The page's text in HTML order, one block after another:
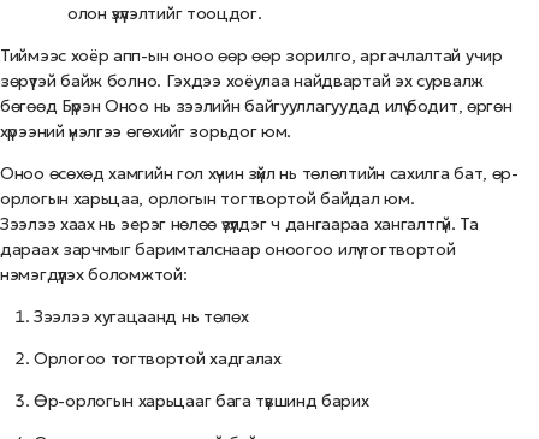
олон үзүүлэлтийг тооцдог.
Тиймээс хоёр апп-ын оноо өөр өөр зорилго, аргачлалтай учир
зөрүүтэй байж болно. Гэхдээ хоёулаа найдвартай эх сурвалж
бөгөөд Бүрэн Оноо нь зээлийн байгууллагуудад илүү бодит, өргөн
хүрээний үнэлгээ өгөхийг зорьдог юм.
Оноо өсөхөд хамгийн гол хүчин зүйл нь төлөлтийн сахилга бат, өр-
орлогын харьцаа, орлогын тогтвортой байдал юм.
Зээлээ хаах нь эерэг нөлөө үзүүлдэг ч дангаараа хангалтгүй. Та
дараах зарчмыг баримталснаар оноогоо илүү тогтвортой
нэмэгдүүлэх боломжтой:
Зээлээ хугацаанд нь төлөх
Орлогоо тогтвортой хадгалах
Өр-орлогын харьцааг бага түвшинд барих